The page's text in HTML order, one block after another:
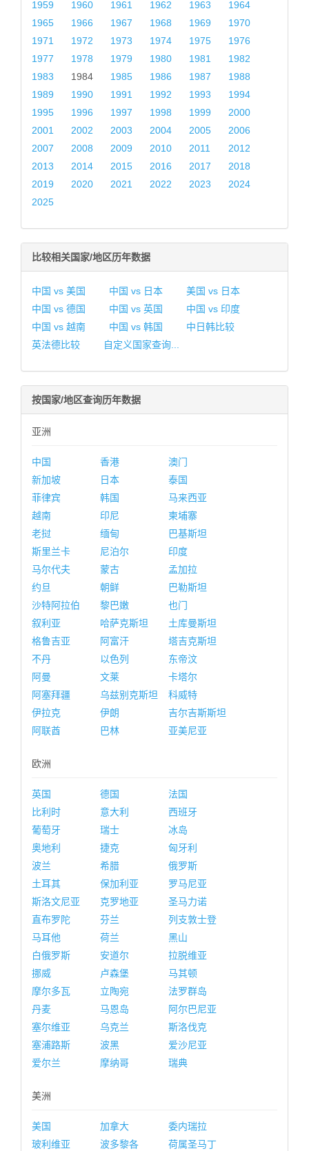
1959 1960 1961 1962 1963
1964
1965
1966 1967 1968 1969
1970
1971
1972 1973 1974 1975
1976
1977
1978 1979 1980 1981
1982
1983
1984 1985 1986 1987
1988
1989
1990 1991 1992 1993
1994
1995
1996 1997 1998 1999
2000
2001
2002 2003 2004 2005
2006
2007
2008 2009 2010 2011
2012
2013
2014 2015 2016 2017
2018
2019
2020 2021 2022 2023
2024
2025
比较相关国家/地区历年数据
中国 vs 美国 中国 vs 日本
美国 vs 日本
中国 vs 德国
中国 vs 英国
中国 vs 印度
中国 vs 越南
中国 vs 韩国
中日韩比较
英法德比较
自定义国家查询...
按国家/地区查询历年数据
亚洲
中国 香港
澳门
新加坡
日本
泰国
菲律宾
韩国
马来西亚
越南
印尼
柬埔寨
老挝
缅甸
巴基斯坦
斯里兰卡
尼泊尔
印度
马尔代夫
蒙古
孟加拉
约旦
朝鲜
巴勒斯坦
沙特阿拉伯
黎巴嫩
也门
叙利亚
哈萨克斯坦
土库曼斯坦
格鲁吉亚
阿富汗
塔吉克斯坦
不丹
以色列
东帝汶
阿曼
文莱
卡塔尔
阿塞拜疆
乌兹别克斯坦
科威特
伊拉克
伊朗
吉尔吉斯斯坦
阿联酋
巴林 亚美尼亚
欧洲
英国 德国
法国
比利时
意大利
西班牙
葡萄牙
瑞士
冰岛
奥地利
捷克
匈牙利
波兰
希腊
俄罗斯
土耳其
保加利亚
罗马尼亚
斯洛文尼亚
克罗地亚
圣马力诺
直布罗陀
芬兰
列支敦士登
马耳他
荷兰
黑山
白俄罗斯
安道尔
拉脱维亚
挪威
卢森堡
马其顿
摩尔多瓦
立陶宛
法罗群岛
丹麦
马恩岛
阿尔巴尼亚
塞尔维亚
乌克兰
斯洛伐克
塞浦路斯
波黑
爱沙尼亚
爱尔兰
摩纳哥 瑞典
美洲
美国 加拿大
委内瑞拉
玻利维亚
波多黎各
荷属圣马丁